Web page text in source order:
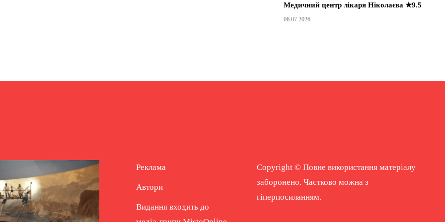
Медичний центр лікаря Ніколаєва ★9.5
06.07.2026
Реклама
Автори
Видання входить до
Copyright © Повне використання матеріалу
заборонено. Частково можна з
гіперпосиланням.